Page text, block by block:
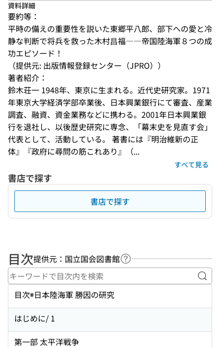
資料詳細
要約等：
平時の備えの重要性を説いた東郷平八郎、部下への愛と冷
静な判断で将兵を救った木村昌福――帝国陸海軍８つの成
功エピソード！
（提供元: 出版情報登録センター（JPRO））
著者紹介：
鈴木荘一 1948年、東京に生まれる。近代史研究家。1971
年東京大学経済学部卒業後、日本興業銀行にて審査、産業
調査、融資、資金業務などに携わる。2001年日本興業銀
行を退社し、以後歴史研究に専念、「幕末史を見直す会」
代表として、活動している。 著書には『明治維新の正
体』『政府に尋問の筋これあり』（...
すべて見る
書店で探す
書店で探す
目次提供元：国立国会図書館 ヘルプページへのリンク
キ
目次◉日本陸海軍 勝因の研究
はじめに/ 1
第一部 太平洋戦争